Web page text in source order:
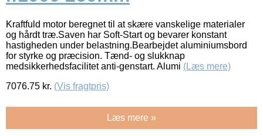
Kraftfuld motor beregnet til at skære vanskelige materialer
og hårdt træ.Saven har Soft-Start og bevarer konstant
hastigheden under belastning.Bearbejdet aluminiumsbord
for styrke og præcision. Tænd- og slukknap
medsikkerhedsfacilitet anti-genstart. Alumi (Læs mere)
7076.75 kr. (Vis fragtpris)
Læs mere »